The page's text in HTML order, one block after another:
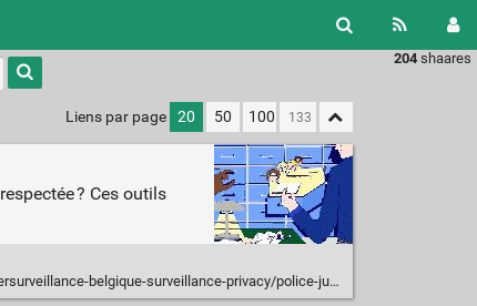
204 shaares
Type 1 or
more
characters
results.
Liens par page 20 50 100
? Ces outils
belgique-surveillance-privacy/police-justice-bng/